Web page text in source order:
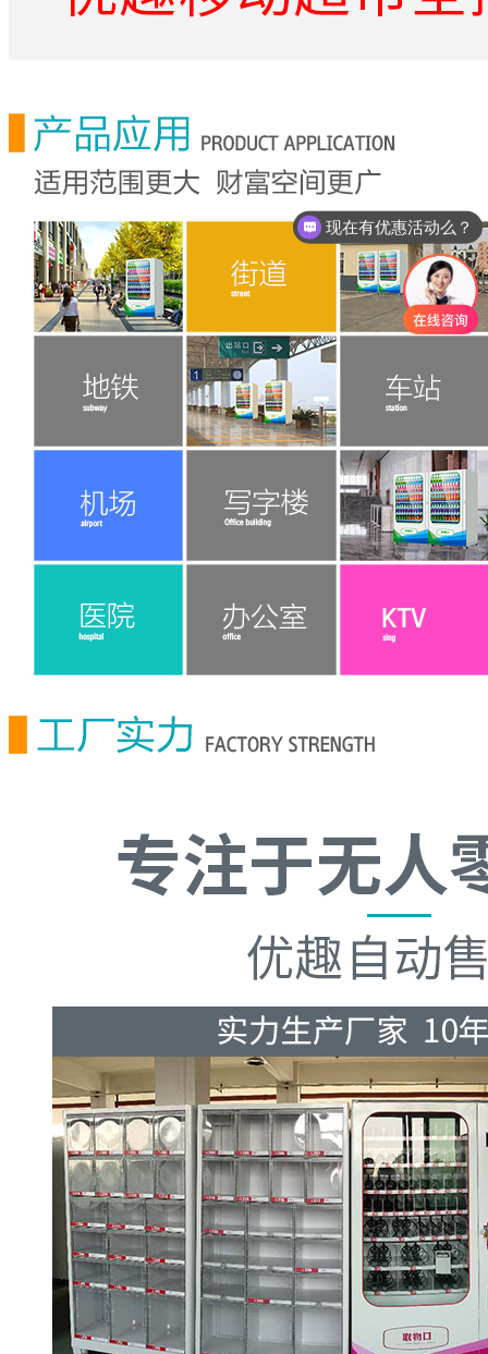
现在有优惠活动么？